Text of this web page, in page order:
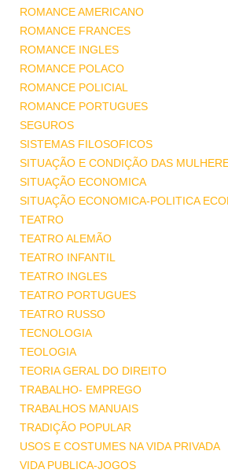
ROMANCE AMERICANO
ROMANCE FRANCES
ROMANCE INGLES
ROMANCE POLACO
ROMANCE POLICIAL
ROMANCE PORTUGUES
SEGUROS
SISTEMAS FILOSOFICOS
SITUAÇÃO E CONDIÇÃO DAS
SITUAÇÃO ECONOMICA
SITUAÇÃO ECONOMICA-POLITICA
TEATRO
TEATRO ALEMÃO
TEATRO INFANTIL
TEATRO INGLES
TEATRO PORTUGUES
TEATRO RUSSO
TECNOLOGIA
TEOLOGIA
TEORIA GERAL DO DIREITO
TRABALHO- EMPREGO
TRABALHOS MANUAIS
TRADIÇÃO POPULAR
USOS E COSTUMES NA VIDA PRIVADA
VIDA PUBLICA-JOGOS